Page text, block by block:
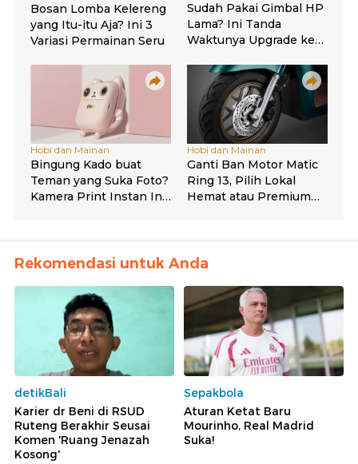
Rekomendasi untuk Anda
detikBali
Karier dr Beni di RSUD
Ruteng Berakhir Seusai
Komen 'Ruang Jenazah
Kosong'
Sepakbola
Aturan Ketat Baru
Mourinho, Real Madrid
Suka!